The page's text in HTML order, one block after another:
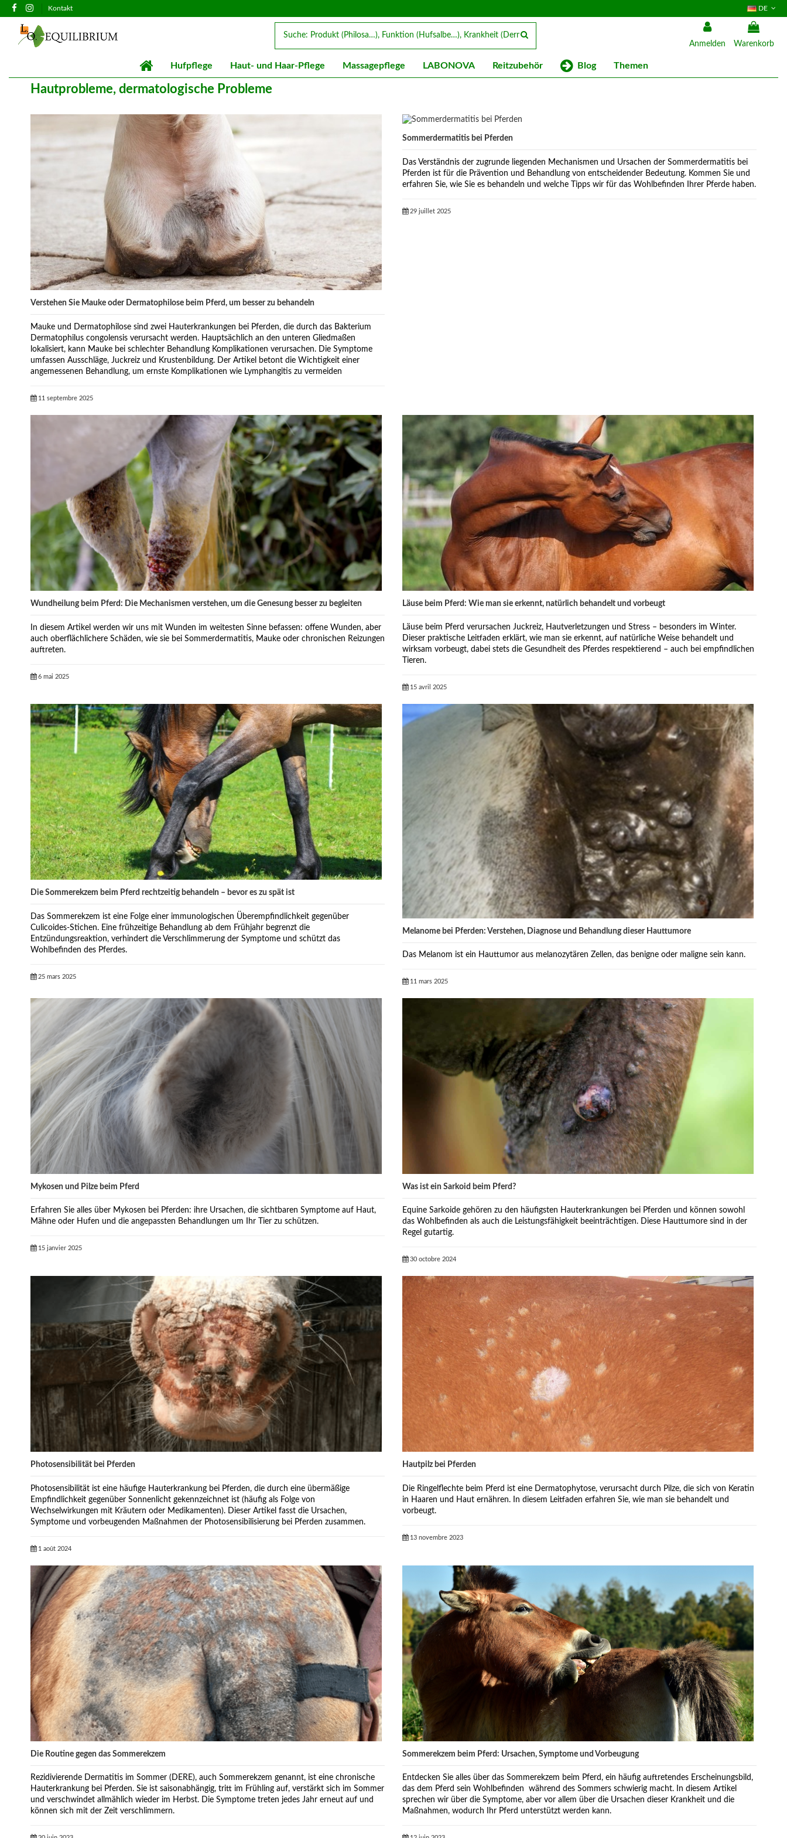
Kontakt DE
Anmelden Warenkorb
Hufpflege Haut- und Haar-Pflege Massagepflege LABONOVA Reitzubehör Blog Themen
Hautprobleme, dermatologische Probleme
Verstehen Sie Mauke oder Dermatophilose beim Pferd, um besser zu behandeln
Mauke und Dermatophilose sind zwei Hauterkrankungen bei Pferden, die durch das Bakterium
Dermatophilus congolensis verursacht werden. Hauptsächlich an den unteren Gliedmaßen
lokalisiert, kann Mauke bei schlechter Behandlung Komplikationen verursachen. Die Symptome
umfassen Ausschläge, Juckreiz und Krustenbildung. Der Artikel betont die Wichtigkeit einer
angemessenen Behandlung, um ernste Komplikationen wie Lymphangitis zu vermeiden
11 septembre 2025
Sommerdermatitis bei Pferden
Das Verständnis der zugrunde liegenden Mechanismen und Ursachen der Sommerdermatitis bei
Pferden ist für die Prävention und Behandlung von entscheidender Bedeutung. Kommen Sie und
erfahren Sie, wie Sie es behandeln und welche Tipps wir für das Wohlbefinden Ihrer Pferde haben.
29 juillet 2025
Wundheilung beim Pferd: Die Mechanismen verstehen, um die Genesung besser zu begleiten
In diesem Artikel werden wir uns mit Wunden im weitesten Sinne befassen: offene Wunden, aber
auch oberflächlichere Schäden, wie sie bei Sommerdermatitis, Mauke oder chronischen Reizungen
auftreten.
6 mai 2025
Läuse beim Pferd: Wie man sie erkennt, natürlich behandelt und vorbeugt
Läuse beim Pferd verursachen Juckreiz, Hautverletzungen und Stress – besonders im Winter.
Dieser praktische Leitfaden erklärt, wie man sie erkennt, auf natürliche Weise behandelt und
wirksam vorbeugt, dabei stets die Gesundheit des Pferdes respektierend – auch bei empfindlichen
Tieren.
15 avril 2025
Die Sommerekzem beim Pferd rechtzeitig behandeln – bevor es zu spät ist
Das Sommerekzem ist eine Folge einer immunologischen Überempfindlichkeit gegenüber
Culicoides-Stichen. Eine frühzeitige Behandlung ab dem Frühjahr begrenzt die
Entzündungsreaktion, verhindert die Verschlimmerung der Symptome und schützt das
Wohlbefinden des Pferdes.
25 mars 2025
Melanome bei Pferden: Verstehen, Diagnose und Behandlung dieser Hauttumore
Das Melanom ist ein Hauttumor aus melanozytären Zellen, das benigne oder maligne sein kann.
11 mars 2025
Mykosen und Pilze beim Pferd
Erfahren Sie alles über Mykosen bei Pferden: ihre Ursachen, die sichtbaren Symptome auf Haut,
Mähne oder Hufen und die angepassten Behandlungen um Ihr Tier zu schützen.
15 janvier 2025
Was ist ein Sarkoid beim Pferd?
Equine Sarkoide gehören zu den häufigsten Hauterkrankungen bei Pferden und können sowohl
das Wohlbefinden als auch die Leistungsfähigkeit beeinträchtigen. Diese Hauttumore sind in der
Regel gutartig.
30 octobre 2024
Photosensibilität bei Pferden
Photosensibilität ist eine häufige Hauterkrankung bei Pferden, die durch eine übermäßige
Empfindlichkeit gegenüber Sonnenlicht gekennzeichnet ist (häufig als Folge von
Wechselwirkungen mit Kräutern oder Medikamenten). Dieser Artikel fasst die Ursachen,
Symptome und vorbeugenden Maßnahmen der Photosensibilisierung bei Pferden zusammen.
1 août 2024
Hautpilz bei Pferden
Die Ringelflechte beim Pferd ist eine Dermatophytose, verursacht durch Pilze, die sich von Keratin
in Haaren und Haut ernähren. In diesem Leitfaden erfahren Sie, wie man sie behandelt und
vorbeugt.
13 novembre 2023
Die Routine gegen das Sommerekzem
Rezidivierende Dermatitis im Sommer (DERE), auch Sommerekzem genannt, ist eine chronische
Hauterkrankung bei Pferden. Sie ist saisonabhängig, tritt im Frühling auf, verstärkt sich im Sommer
und verschwindet allmählich wieder im Herbst. Die Symptome treten jedes Jahr erneut auf und
können sich mit der Zeit verschlimmern.
Sommerekzem beim Pferd: Ursachen, Symptome und Vorbeugung
Entdecken Sie alles über das Sommerekzem beim Pferd, ein häufig auftretendes Erscheinungsbild,
das dem Pferd sein Wohlbefinden während des Sommers schwierig macht. In diesem Artikel
sprechen wir über die Symptome, aber vor allem über die Ursachen dieser Krankheit und die
Maßnahmen, wodurch Ihr Pferd unterstützt werden kann.